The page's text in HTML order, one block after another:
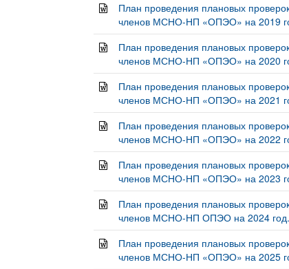
План проведения плановых
членов МСНО-НП «ОПЭО» на 2019
План проведения плановых
членов МСНО-НП «ОПЭО» на 2020
План проведения плановых
членов МСНО-НП «ОПЭО» на 2021
План проведения плановых
членов МСНО-НП «ОПЭО» на 2022
План проведения плановых
членов МСНО-НП «ОПЭО» на 2023
План проведения плановых
членов МСНО-НП ОПЭО на 2024
План проведения плановых
членов МСНО-НП «ОПЭО» на 2025